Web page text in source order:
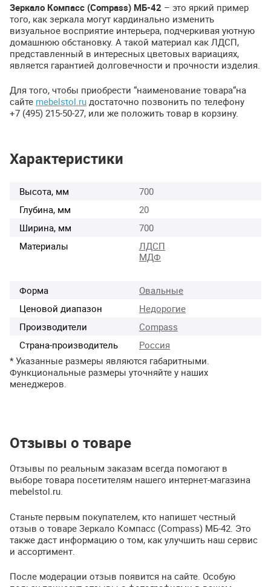
Зеркало Компасс (Compass) МБ-42 – это яркий пример
того, как зеркала могут кардинально изменить
визуальное восприятие интерьера, подчеркивая уютную
домашнюю обстановку. А такой материал как ЛДСП,
представленный в интересных цветовых вариациях,
является гарантией долговечности и прочности изделия.
Для того, чтобы приобрести “наименование товара“на
сайте mebelstol.ru достаточно позвонить по телефону
+7 (495) 215-50-27, или же положить товар в корзину.
Характеристики
Высота, мм
700
Глубина, мм
20
Ширина, мм
700
Материалы
ЛДСП
МДФ
Форма
Овальные
Ценовой диапазон
Недорогие
Производители
Compass
Страна-производитель
Россия
* Указанные размеры являются габаритными.
Функциональные размеры уточняйте у наших
менеджеров.
Отзывы о товаре
Отзывы по реальным заказам всегда помогают в
выборе товара посетителям нашего интернет-магазина
mebelstol.ru.
Станьте первым покупателем, кто напишет честный
отзыв о товаре Зеркало Компасс (Compass) МБ-42. Это
также даст информацию о том, как улучшить наш сервис
и ассортимент.
После модерации отзыв появится на сайте. Особую